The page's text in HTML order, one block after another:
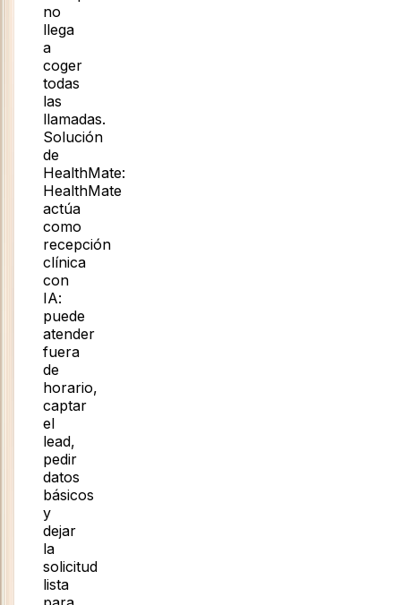
no
llega
a
coger
todas
las
llamadas.
Solución
de
HealthMate:
HealthMate
actúa
como
recepción
clínica
con
IA:
puede
atender
fuera
de
horario,
captar
el
lead,
pedir
datos
básicos
y
dejar
la
solicitud
lista